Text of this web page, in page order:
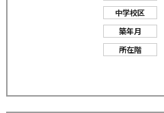
中学校区
築年月
所在階